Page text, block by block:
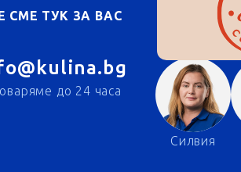
СМЕ ТУК ЗА ВАС
Силвия
до 24 часа